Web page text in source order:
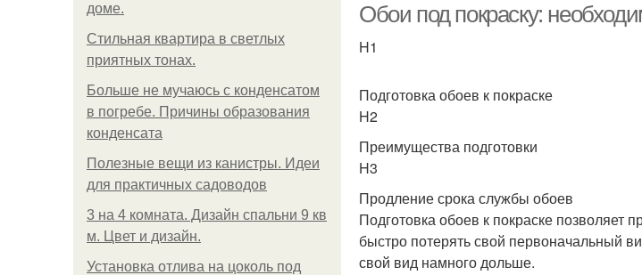
доме.
Стильная квартира в светлых
приятных тонах.
Больше не мучаюсь с конденсатом
в погребе. Причины образования
конденсата
Полезные вещи из канистры. Идеи
для практичных садоводов
3 на 4 комната. Дизайн спальни 9 кв
м. Цвет и дизайн.
Установка отлива на цоколь под
Обои под покраску:
H1
Подготовка обоев к покраске
H2
Преимущества подготовки
H3
Продление срока службы обоев
Подготовка обоев к покраске позволяет
быстро потерять свой первоначальный
свой вид намного дольше.